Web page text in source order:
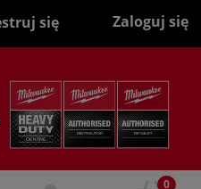
się Zaloguj się